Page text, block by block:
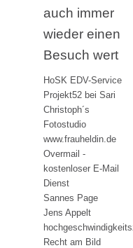
auch immer
wieder einen
Besuch wert
HoSK EDV-Service
Projekt52 bei Sari
Christoph´s
Fotostudio
www.frauheldin.de
Overmail -
kostenloser E-Mail
Dienst
Sannes Page
Jens Appelt
Recht am Bild